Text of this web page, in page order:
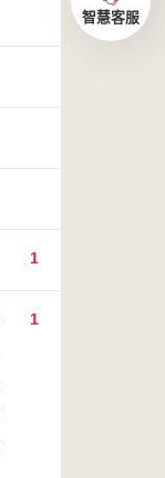
1
1
智慧客服